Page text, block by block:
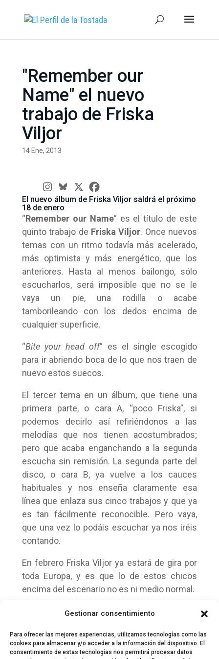
Gestionar consentimiento
Para ofrecer las mejores experiencias, utilizamos tecnologías como las
cookies para almacenar y/o acceder a la información del dispositivo. El
consentimiento de estas tecnologías nos permitirá procesar datos
"Remember our
Name" el nuevo
trabajo de Friska
Viljor
14 Ene, 2013
El nuevo álbum de Friska Viljor saldrá el próximo
18 de enero
“Remember our Name” es el título de este
quinto trabajo de Friska Viljor. Once nuevos
temas con un ritmo todavía más acelerado,
más optimista y más energético, que los
anteriores. Hasta al menos bailongo, sólo
escucharlos, será imposible que no se le
vaya un pie, una rodilla o acabe
tamborileando con los dedos encima de
cualquier superficie.
“Bite your head off” es el single escogido
para ir abriendo boca de lo que nos traen de
nuevo estos suecos.
El tercer tema en un álbum, que tiene una
primera parte, o cara A, “poco Friska”, si
podemos decirlo así refiriéndonos a las
melodías que nos tienen acostumbrados;
pero que acaba enganchando a la segunda
escucha sin remisión. La segunda parte del
disco, o cara B, ya vuelve a los cauces
habituales y nos enseña claramente esa
línea que enlaza sus cinco trabajos y que ya
es tan fácilmente reconocible. Pero vaya,
que una vez lo podáis escuchar ya nos iréis
contando.
En febrero Friska Viljor ya estará de gira por
toda Europa, y es que lo de estos chicos
encima del escenario no es ni medio normal.
http://friskaviljor-biteyourheadoff.viinyl.com/